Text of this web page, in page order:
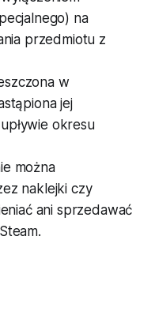
na
przedmiotu z
w
jej
okresu
można
naklejki czy
ani sprzedawać